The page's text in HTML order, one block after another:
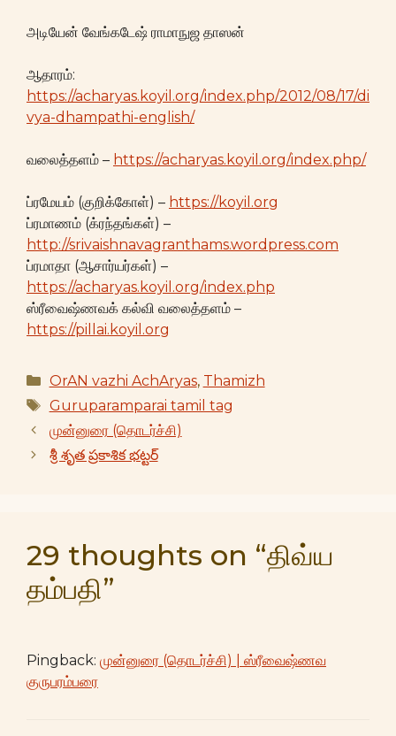
அடியேன் வேங்கடேஷ் ராமாநுஜ தாஸன்
ஆதாரம்:
https://acharyas.koyil.org/index.php/2012/08/17/di
vya-dhampathi-english/
வலைத்தளம் – https://acharyas.koyil.org/index.php/
ப்ரமேயம் (குறிக்கோள்) – https://koyil.org
ப்ரமாணம் (க்ரந்தங்கள்) –
http://srivaishnavagranthams.wordpress.com
ப்ரமாதா (ஆசார்யர்கள்) –
https://acharyas.koyil.org/index.php
ஸ்ரீவைஷ்ணவக் கல்வி வலைத்தளம் –
https://pillai.koyil.org
Categories
OrAN vazhi AchAryas, Thamizh
Tags
Guruparamparai tamil tag
முன்னுரை (தொடர்ச்சி)
శ్రీ శృత ప్రకాశిక భట్టర్
29 thoughts on “திவ்ய
தம்பதி”
Pingback: முன்னுரை (தொடர்ச்சி) | ஸ்ரீவைஷ்ணவ
குருபரம்பரை